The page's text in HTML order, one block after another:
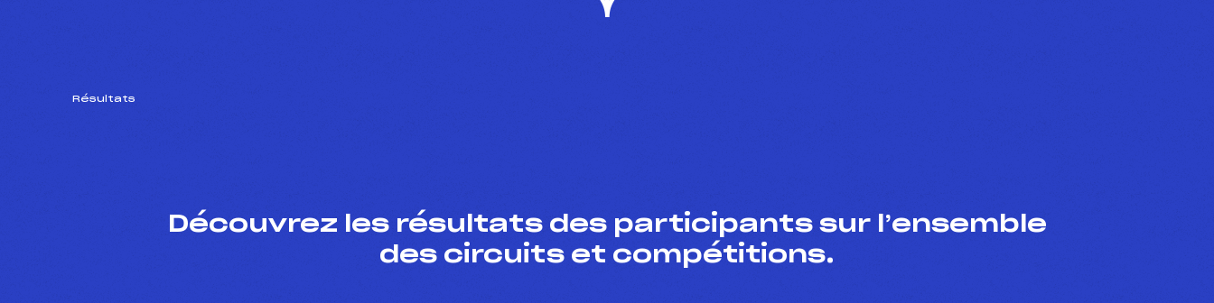
Résultats
Découvrez les résultats des participants sur l’ensemble
des circuits et compétitions.